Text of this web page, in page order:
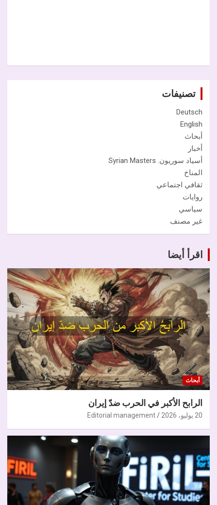
تصنيفات
Deutsch
English
أبحاث
أخبار
أسياد سوريون. Syrian Masters
المناخ
ثقافي اجتماعي
روايات
سياسي
غير مصنف
اقرأ أيضا
أبحاث
الرابح الأكبر في الحرب ضدّ إيران
20 يوليو، 2026 Editorial management